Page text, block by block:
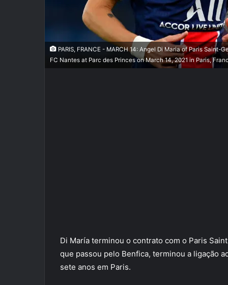
PARIS, FRANCE - MARCH 14: Angel Di Maria of Paris
FC Nantes at Parc des Princes on March 14, 2021 in Paris,
Di María terminou o contrato com o Paris
que passou pelo Benfica, terminou a ligação
sete anos em Paris.